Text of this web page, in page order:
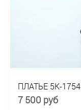
ПЛАТЬЕ 5К-1754
7 500 руб